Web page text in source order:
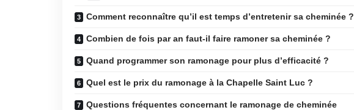
Comment reconnaître qu’il est temps d’entretenir sa cheminée ?
Combien de fois par an faut-il faire ramoner sa cheminée ?
Quand programmer son ramonage pour plus d’efficacité ?
Quel est le prix du ramonage à la Chapelle Saint Luc ?
Questions fréquentes concernant le ramonage de cheminée